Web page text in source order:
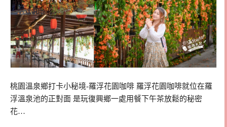
桃園溫泉鄉打卡小秘境-羅浮花園咖啡 羅浮花園咖啡就位在羅
浮溫泉池的正對面 是玩復興鄉一處用餐下午茶放鬆的秘密
花…